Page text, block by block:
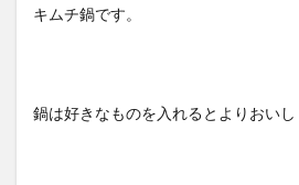
キムチ鍋です。
鍋は好きなものを入れるとよりおいし